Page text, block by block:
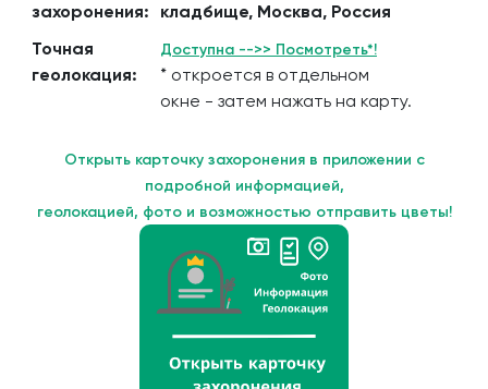
захоронения:
кладбище, Москва, Россия
Точная
геолокация:
Доступна -->> Посмотреть*!
* откроется в отдельном
окне - затем нажать на карту.
Открыть карточку захоронения в приложении с
подробной информацией,
геолокацией, фото и возможностью отправить цветы!